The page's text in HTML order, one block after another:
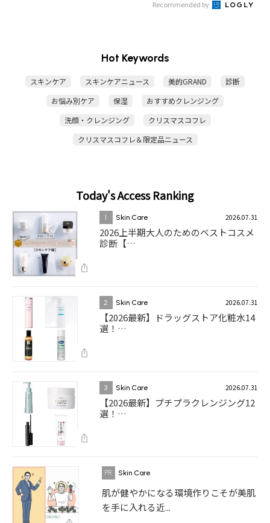
Recommended by
Hot Keywords
スキンケア スキンケアニュース 美的GRAND
診断
お悩み別ケア
保湿
おすすめクレンジング
洗顔・クレンジング
クリスマスコフレ
クリスマスコフレ＆限定品ニュース
Today's Access Ranking
1 Skin Care 2026.07.31
2026上半期大人のためのベストコスメ
診断【…
2 Skin Care 2026.07.31
【2026最新】ドラッグストア化粧水14
選！…
3 Skin Care 2026.07.31
【2026最新】プチプラクレンジング12
選！…
Skin Care
肌が健やかになる環境作りこそが美肌
を手に入れる近...